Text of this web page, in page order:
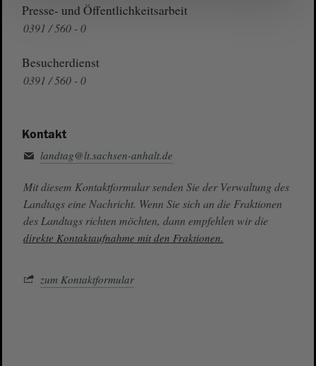
Presse- und Öffentlichkeitsarbeit
0391 / 560 - 0
Besucherdienst
0391 / 560 - 0
Kontakt
landtag@lt.sachsen-anhalt.de
Mit diesem Kontaktformular senden Sie der Verwaltung des
Landtags eine Nachricht. Wenn Sie sich an die Fraktionen
des Landtags richten möchten, dann empfehlen wir die
direkte Kontaktaufnahme mit den Fraktionen.
zum Kontaktformular